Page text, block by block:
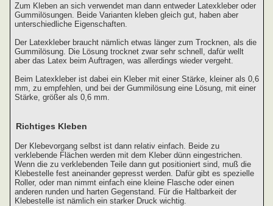
Zum Kleben an sich verwendet man dann entweder Latexkleber oder
Gummilösungen. Beide Varianten kleben gleich gut, haben aber
unterschiedliche Eigenschaften.
Der Latexkleber braucht nämlich etwas länger zum Trocknen, als die
Gummilösung. Die Lösung trocknet zwar sehr schnell, dafür wellt
aber das Latex beim Auftragen, was allerdings wieder vergeht.
Beim Latexkleber ist dabei ein Kleber mit einer Stärke, kleiner als 0,6
mm, zu empfehlen, und bei der Gummilösung eine Lösung, mit einer
Stärke, größer als 0,6 mm.
Richtiges Kleben
Der Klebevorgang selbst ist dann relativ einfach. Beide zu
verklebende Flächen werden mit dem Kleber dünn eingestrichen.
Wenn die zu verklebenden Teile dann gut positioniert sind, muß die
Klebestelle fest aneinander gepresst werden. Dafür gibt es spezielle
Roller, oder man nimmt einfach eine kleine Flasche oder einen
anderen runden und harten Gegenstand. Für die Haltbarkeit der
Klebestelle ist nämlich ein starker Druck wichtig.